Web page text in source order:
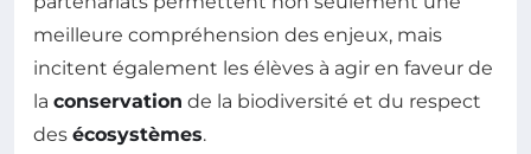
meilleure compréhension des enjeux, mais
incitent également les élèves à agir en faveur de
la conservation de la biodiversité et du respect
des écosystèmes.